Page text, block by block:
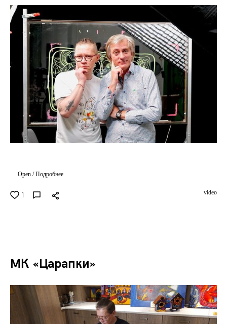
Open / Подробнее
1 video
МК «Царапки»